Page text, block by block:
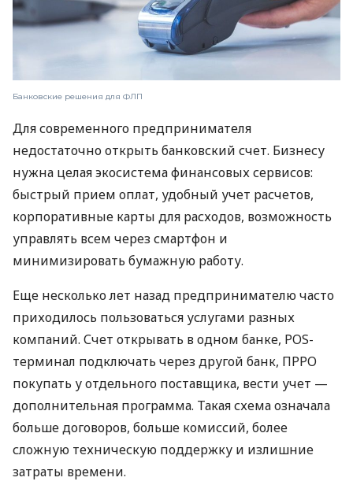
Банковские решения для ФЛП
Для современного предпринимателя
недостаточно открыть банковский счет. Бизнесу
нужна целая экосистема финансовых сервисов:
быстрый прием оплат, удобный учет расчетов,
корпоративные карты для расходов, возможность
управлять всем через смартфон и
минимизировать бумажную работу.
Еще несколько лет назад предпринимателю часто
приходилось пользоваться услугами разных
компаний. Счет открывать в одном банке, POS-
терминал подключать через другой банк, ПРРО
покупать у отдельного поставщика, вести учет —
дополнительная программа. Такая схема означала
больше договоров, больше комиссий, более
сложную техническую поддержку и излишние
затраты времени.